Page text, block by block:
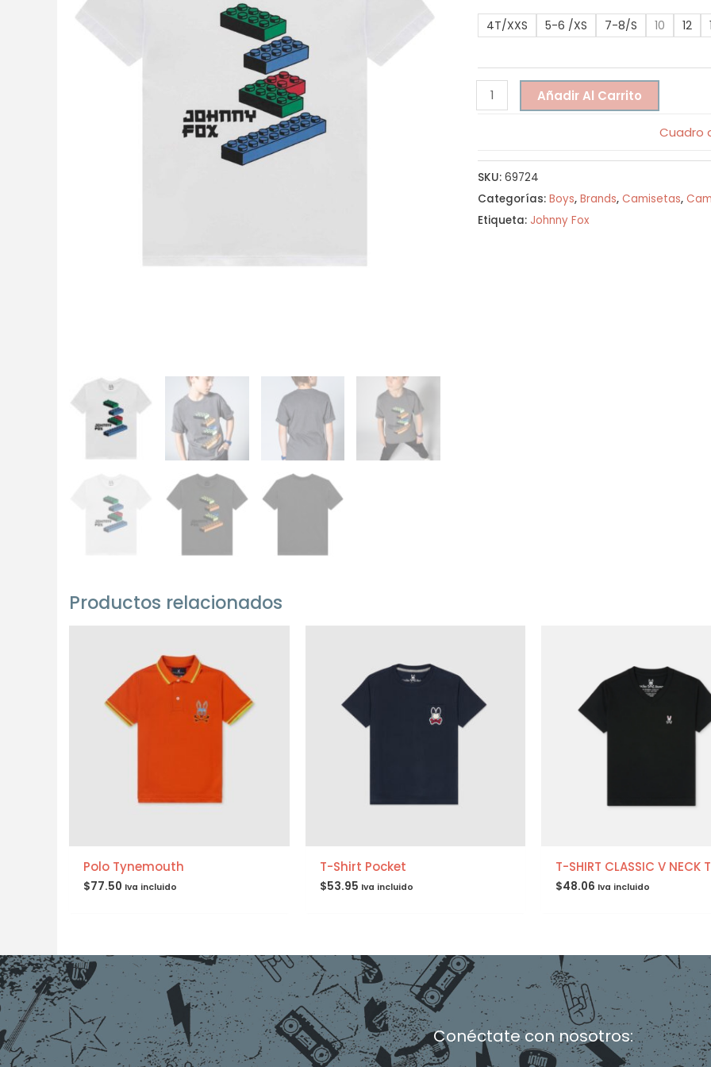
4T/XXS 5-6 /XS 7-8/S 10 12
Añadir Al Carrito
Cuadro
SKU: 69724
Categorías: Boys, Brands, Camisetas,
Etiqueta: Johnny Fox
Productos relacionados
Polo Tynemouth
$77.50 Iva incluido
T-Shirt Pocket
$53.95 Iva incluido
T-SHIRT CLASSIC V NECK
$48.06 Iva incluido
Conéctate con nosotros: